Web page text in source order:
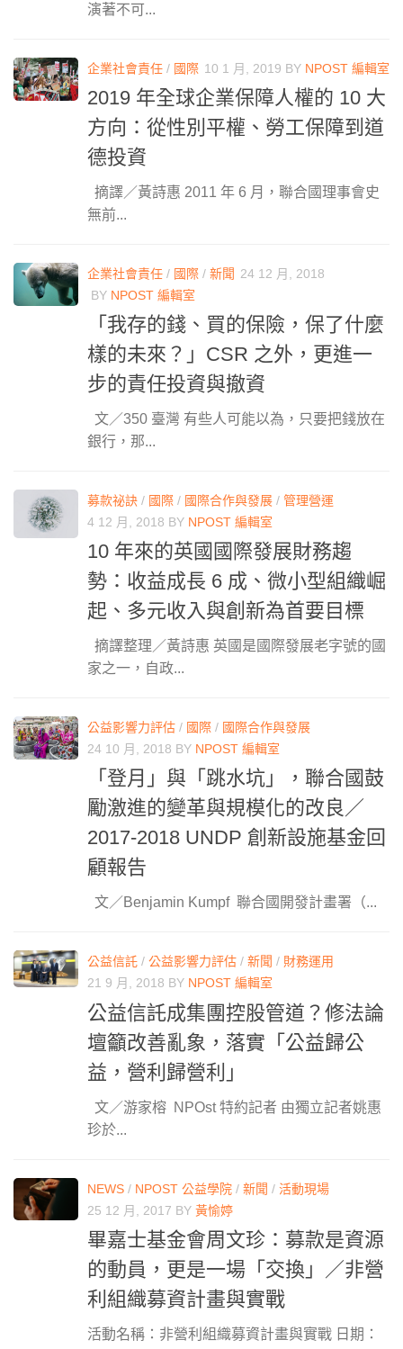
演著不可...
企業社會責任 / 國際 10 1 月, 2019 BY NPOST 編輯室
2019 年全球企業保障人權的 10 大
方向：從性別平權、勞工保障到道
德投資
摘譯／黃詩惠 2011 年 6 月，聯合國理事會史
無前...
企業社會責任 / 國際 / 新聞 24 12 月, 2018
BY NPOST 編輯室
「我存的錢、買的保險，保了什麼
樣的未來？」CSR 之外，更進一
步的責任投資與撤資
文／350 臺灣 有些人可能以為，只要把錢放在
銀行，那...
募款祕訣 / 國際 / 國際合作與發展 / 管理營運
4 12 月, 2018 BY NPOST 編輯室
10 年來的英國國際發展財務趨
勢：收益成長 6 成、微小型組織崛
起、多元收入與創新為首要目標
摘譯整理／黃詩惠 英國是國際發展老字號的國
家之一，自政...
公益影響力評估 / 國際 / 國際合作與發展
24 10 月, 2018 BY NPOST 編輯室
「登月」與「跳水坑」，聯合國鼓
勵激進的變革與規模化的改良／
2017-2018 UNDP 創新設施基金回
顧報告
文／Benjamin Kumpf 聯合國開發計畫署（...
公益信託 / 公益影響力評估 / 新聞 / 財務運用
21 9 月, 2018 BY NPOST 編輯室
公益信託成集團控股管道？修法論
壇籲改善亂象，落實「公益歸公
益，營利歸營利」
文／游家榕 NPOst 特約記者 由獨立記者姚惠
珍於...
NEWS / NPOST 公益學院 / 新聞 / 活動現場
25 12 月, 2017 BY 黃愉婷
畢嘉士基金會周文珍：募款是資源
的動員，更是一場「交換」／非營
利組織募資計畫與實戰
活動名稱：非營利組織募資計畫與實戰 日期：